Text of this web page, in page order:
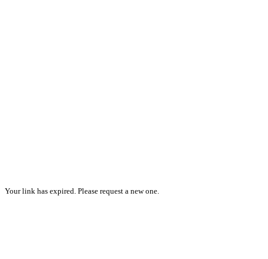
Your link has expired. Please request a new one.